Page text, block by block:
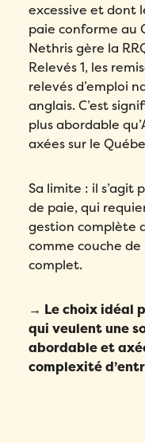
excessive et dont
paie conforme au
Nethris gère la
Relevés 1, les
relevés d’emploi
anglais. C’est
plus abordable
axées sur le
Sa limite : il s’agit
de paie, qui
gestion complète
comme couche de
complet.
→ Le choix idéal
qui veulent une
abordable et
complexité